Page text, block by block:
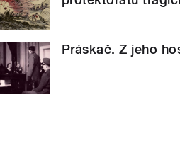
Práskač. Z jeho